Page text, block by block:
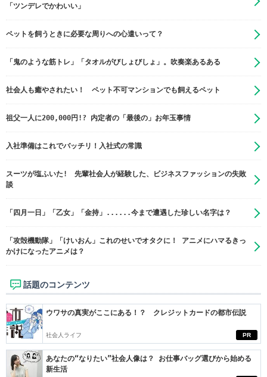
「ツンデレでかわいい」
ペットを飼うときに必要な周りへの心遣いって？
「鬼のような筋トレ」「タオルがびしょびしょ」。吹奏楽あるある
社会人も癒やされたい！ ペット不可マンションでも飼えるペット
祖父一人に200,000円!? 内定者の「最後の」お年玉事情
入社準備はこれでバッチリ！入社式の常識
スーツが塩ふいた! 先輩社会人が経験した、ビジネスファッションの失敗
談
「四月一日」「乙女」「金持」......今まで遭遇した珍しい名字は？
「攻殻機動隊」「けいおん」これのせいでオタクに！ アニメにハマるきっ
かけになったアニメは？
話題のコンテンツ
PR
ウワサの真実がここにある！？ クレジットカードの都市伝説
社会人ライフ
あなたの“なりたい”社会人像は？ お仕事バッグ選びから始める
新生活